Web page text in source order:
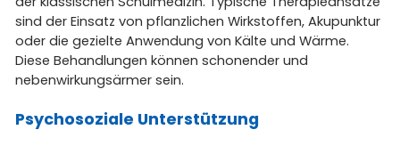
sind der Einsatz von pflanzlichen Wirkstoffen, Akupunktur
oder die gezielte Anwendung von Kälte und Wärme.
Diese Behandlungen können schonender und
nebenwirkungsärmer sein.
Psychosoziale Unterstützung